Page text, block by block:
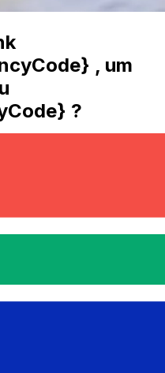
, um
?
von
wie dem
gehen größere
und besseren
die Vergleichstabelle,
zu vergleichen.
traditionellen